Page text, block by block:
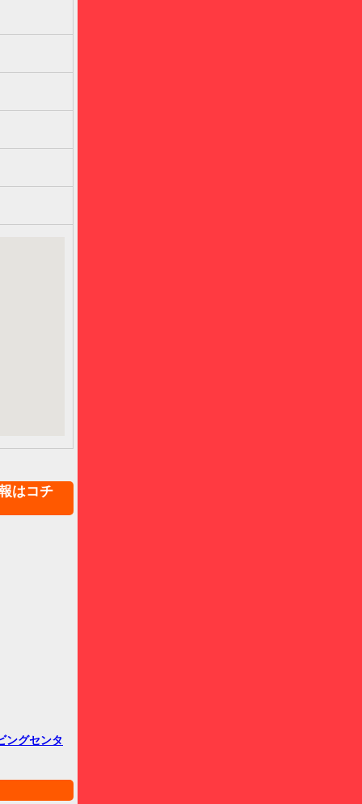
はコチ
ングセンタ